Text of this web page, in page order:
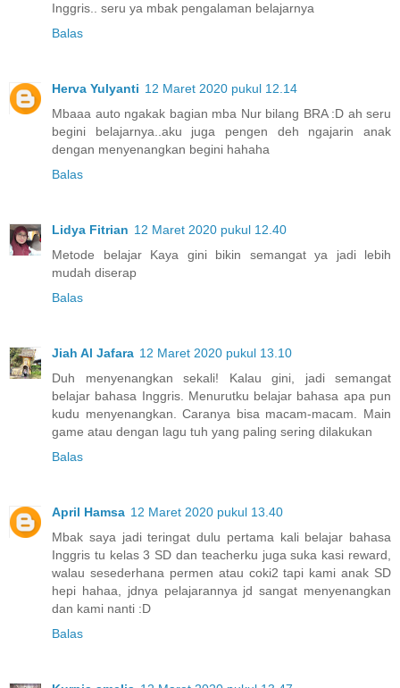
Inggris.. seru ya mbak pengalaman belajarnya
Balas
Herva Yulyanti 12 Maret 2020 pukul 12.14
Mbaaa auto ngakak bagian mba Nur bilang BRA :D ah seru
begini belajarnya..aku juga pengen deh ngajarin anak
dengan menyenangkan begini hahaha
Balas
Lidya Fitrian 12 Maret 2020 pukul 12.40
Metode belajar Kaya gini bikin semangat ya jadi lebih
mudah diserap
Balas
Jiah Al Jafara 12 Maret 2020 pukul 13.10
Duh menyenangkan sekali! Kalau gini, jadi semangat
belajar bahasa Inggris. Menurutku belajar bahasa apa pun
kudu menyenangkan. Caranya bisa macam-macam. Main
game atau dengan lagu tuh yang paling sering dilakukan
Balas
April Hamsa 12 Maret 2020 pukul 13.40
Mbak saya jadi teringat dulu pertama kali belajar bahasa
Inggris tu kelas 3 SD dan teacherku juga suka kasi reward,
walau sesederhana permen atau coki2 tapi kami anak SD
hepi hahaa, jdnya pelajarannya jd sangat menyenangkan
dan kami nanti :D
Balas